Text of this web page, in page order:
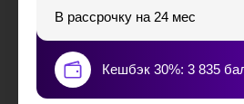
В рассрочку на 24 мес
Кешбэк 30%: 3 835